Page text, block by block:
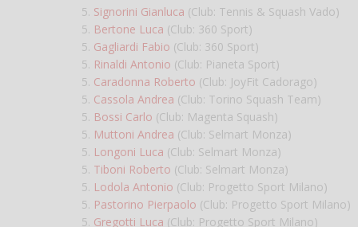
5. Signorini Gianluca (Club: Tennis & Squash Vado)
5. Bertone Luca (Club: 360 Sport)
5. Gagliardi Fabio (Club: 360 Sport)
5. Rinaldi Antonio (Club: Pianeta Sport)
5. Caradonna Roberto (Club: JoyFit Cadorago)
5. Cassola Andrea (Club: Torino Squash Team)
5. Bossi Carlo (Club: Magenta Squash)
5. Muttoni Andrea (Club: Selmart Monza)
5. Longoni Luca (Club: Selmart Monza)
5. Tiboni Roberto (Club: Selmart Monza)
5. Lodola Antonio (Club: Progetto Sport Milano)
5. Pastorino Pierpaolo (Club: Progetto Sport Milano)
5. Gregotti Luca (Club: Progetto Sport Milano)